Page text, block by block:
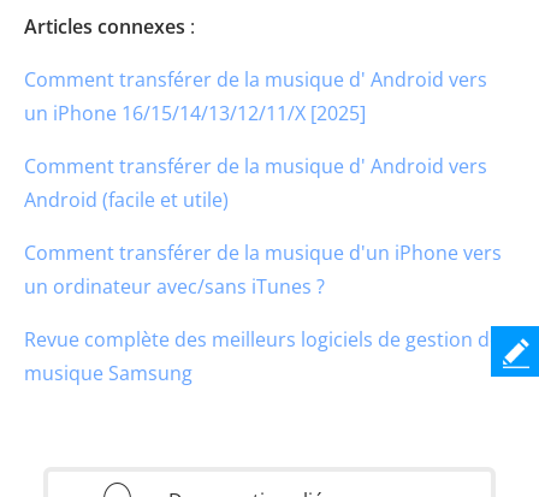
Articles connexes :
Comment transférer de la musique d' Android vers
un iPhone 16/15/14/13/12/11/X [2025]
Comment transférer de la musique d' Android vers
Android (facile et utile)
Comment transférer de la musique d'un iPhone vers
un ordinateur avec/sans iTunes ?
Revue complète des meilleurs logiciels de gestion de
musique Samsung